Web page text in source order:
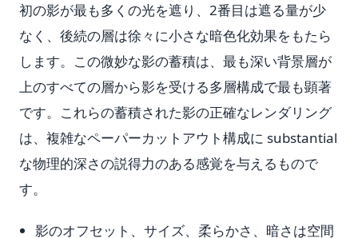
初の影が最も多くの光を遮り、2番目は遮る量が少
なく、後続の層は徐々に小さな暗色化効果をもたら
します。この微妙な影の蓄積は、最も深い背景層が
上のすべての層から影を受ける多層構成で最も顕著
です。これらの蓄積された影の正確なレンダリング
は、複雑なペーパーカットアウト構成に substantial
な物理的深さの説得力のある感覚を与えるもので
す。
影のオフセット、サイズ、柔らかさ、暗さは空間